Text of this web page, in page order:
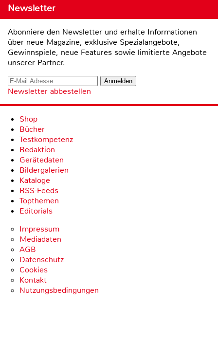
Newsletter
Abonniere den Newsletter und erhalte Informationen
über neue Magazine, exklusive Spezialangebote,
Gewinnspiele, neue Features sowie limitierte Angebote
unserer Partner.
Newsletter abbestellen
Shop
Bücher
Testkompetenz
Redaktion
Gerätedaten
Bildergalerien
Kataloge
RSS-Feeds
Topthemen
Editorials
Impressum
Mediadaten
AGB
Datenschutz
Cookies
Kontakt
Nutzungsbedingungen